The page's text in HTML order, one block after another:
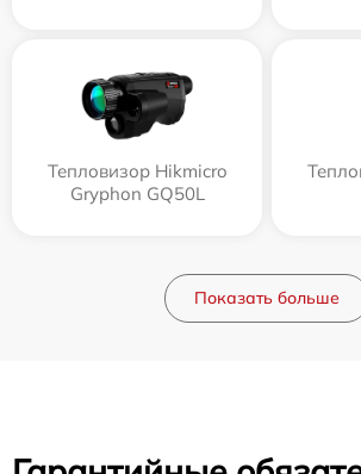
Тепловизор Hikmicro
Gryphon GQ50L
Показать больше